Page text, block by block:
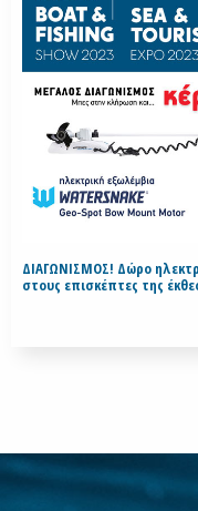
ΔΙΑΓΩΝΙΣΜΟΣ! Δώρο
στους επισκέπτες της